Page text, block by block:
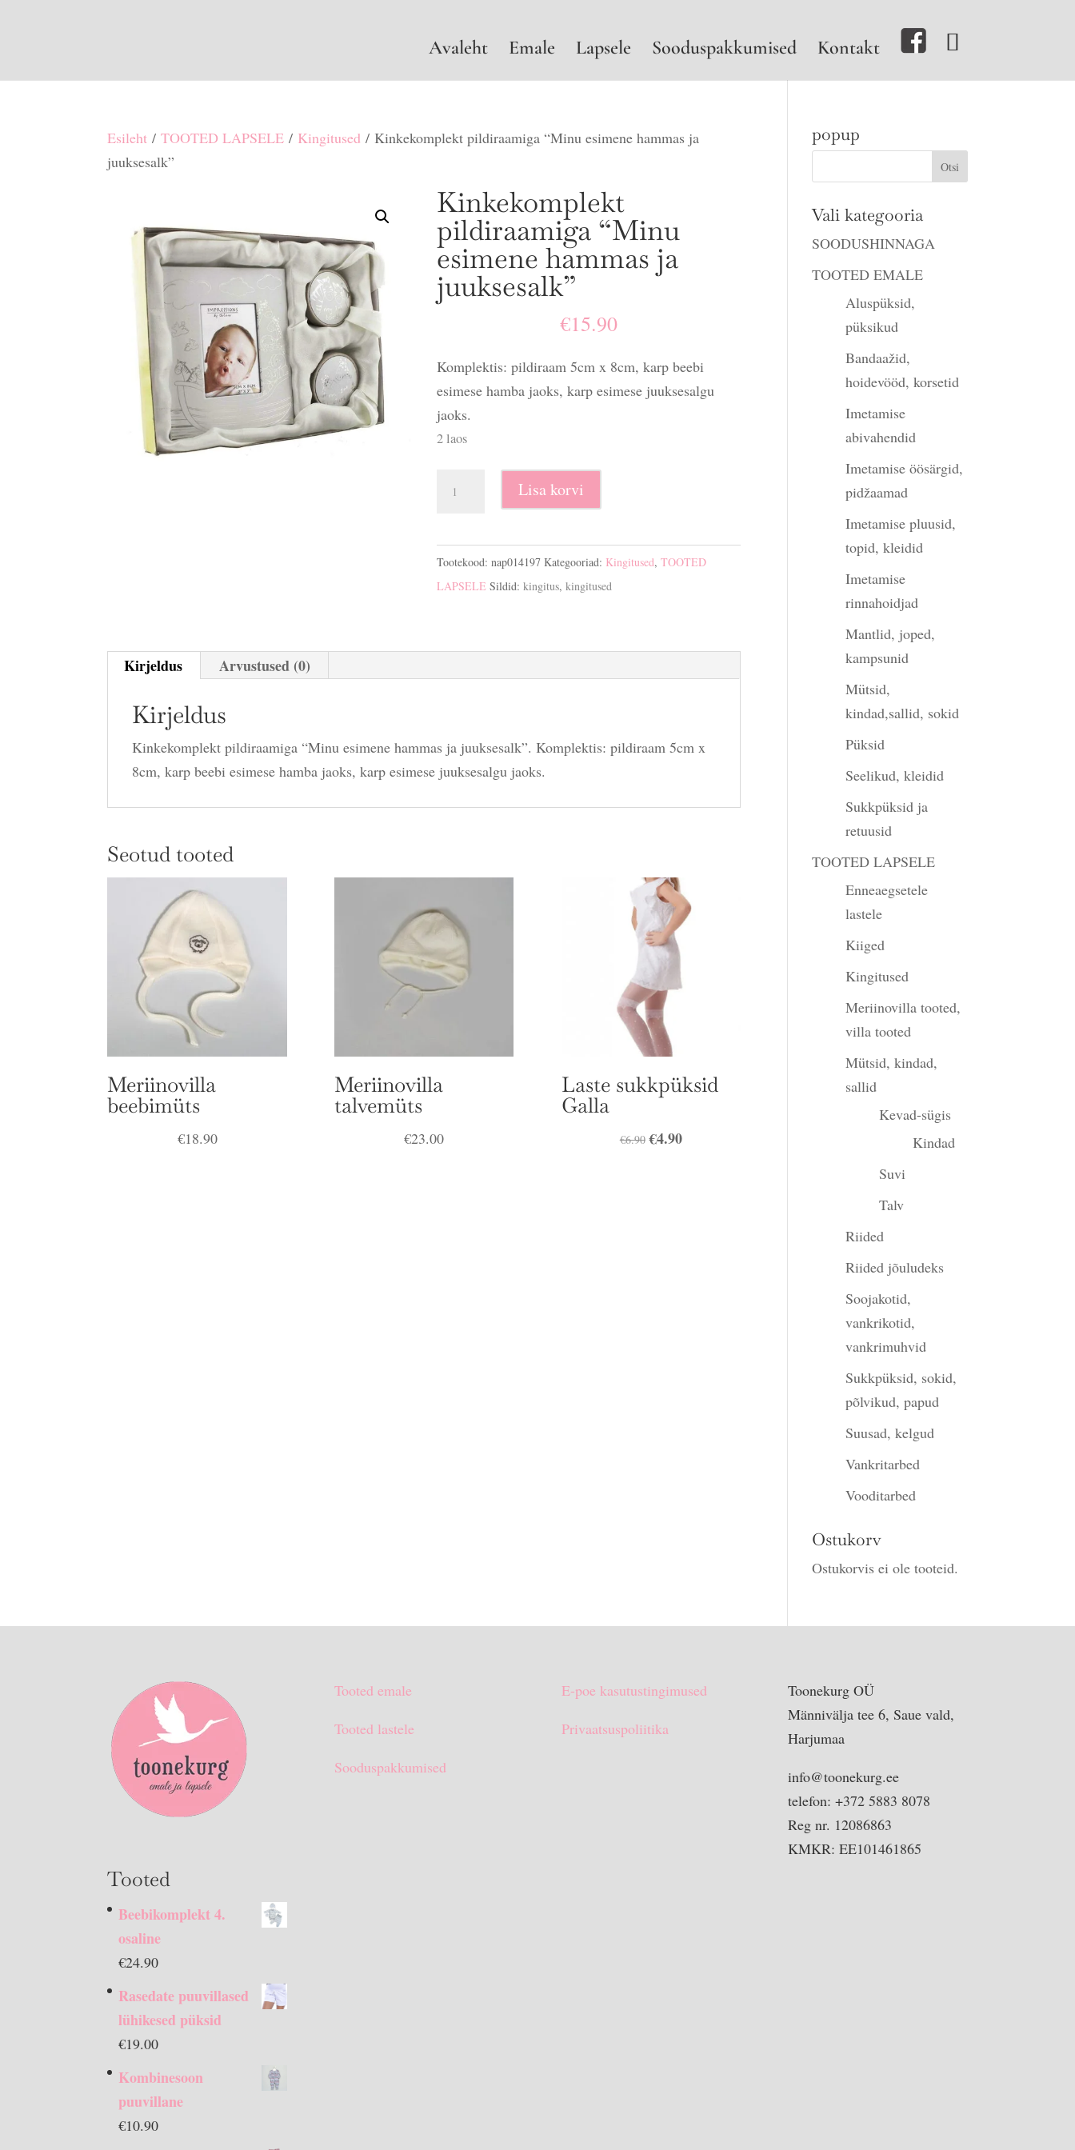
Avaleht Emale Lapsele Sooduspakkumised Kontakt
Esileht /TOOTED LAPSELE / Kingitused / Kinkekomplekt pildiraamiga “Minu esimene hammas ja
juuksesalk”
Kinkekomplekt
pildiraamiga “Minu
esimene hammas ja
juuksesalk”
€15.90
Komplektis: pildiraam 5cm x 8cm, karp beebi
esimese hamba jaoks, karp esimese juuksesalgu
jaoks.
2 laos
Kinkekomplekt
pildiraamiga
kogus
Lisa korvi
Tootekood:nap014197 Kategooriad: Kingitused,TOOTED
LAPSELE Sildid:kingitus,kingitused
Kirjeldus Arvustused (0)
Kirjeldus
Kinkekomplekt pildiraamiga “Minu esimene hammas ja juuksesalk”. Komplektis: pildiraam 5cm x
8cm, karp beebi esimese hamba jaoks, karp esimese juuksesalgu jaoks.
Seotud tooted
Meriinovilla
beebimüts
€18.90
Meriinovilla
talvemüts
€23.00
Laste sukkpüksid
Galla
€6.90 Algne
€4.90Praegune
popup
Vali kategooria
SOODUSHINNAGA
TOOTED EMALE
Aluspüksid,
püksikud
Bandaažid,
hoidevööd, korsetid
Imetamise
abivahendid
Imetamise öösärgid,
pidžaamad
Imetamise pluusid,
topid, kleidid
Imetamise
rinnahoidjad
Mantlid, joped,
kampsunid
Mütsid,
kindad,sallid, sokid
Püksid
Seelikud, kleidid
Sukkpüksid ja
retuusid
TOOTED LAPSELE
Enneaegsetele
lastele
Kiiged
Kingitused
Meriinovilla tooted,
villa tooted
Mütsid, kindad,
sallid
Kevad-sügis
Kindad
Suvi
Talv
Riided
Riided jõuludeks
Soojakotid,
vankrikotid,
vankrimuhvid
Sukkpüksid, sokid,
põlvikud, papud
Suusad, kelgud
Vankritarbed
Vooditarbed
Ostukorv
Ostukorvis ei ole tooteid.
Tooted
Beebikomplekt 4.
osaline
€24.90
Rasedate puuvillased
lühikesed püksid
€19.00
Kombinesoon
puuvillane
€10.90
Tooted emale
Tooted lastele
Sooduspakkumised
E-poe kasutustingimused
Privaatsuspoliitika
Toonekurg OÜ
Männivälja tee 6, Saue vald,
Harjumaa
info@toonekurg.ee
telefon: +372 5883 8078
Reg nr. 12086863
KMKR: EE101461865